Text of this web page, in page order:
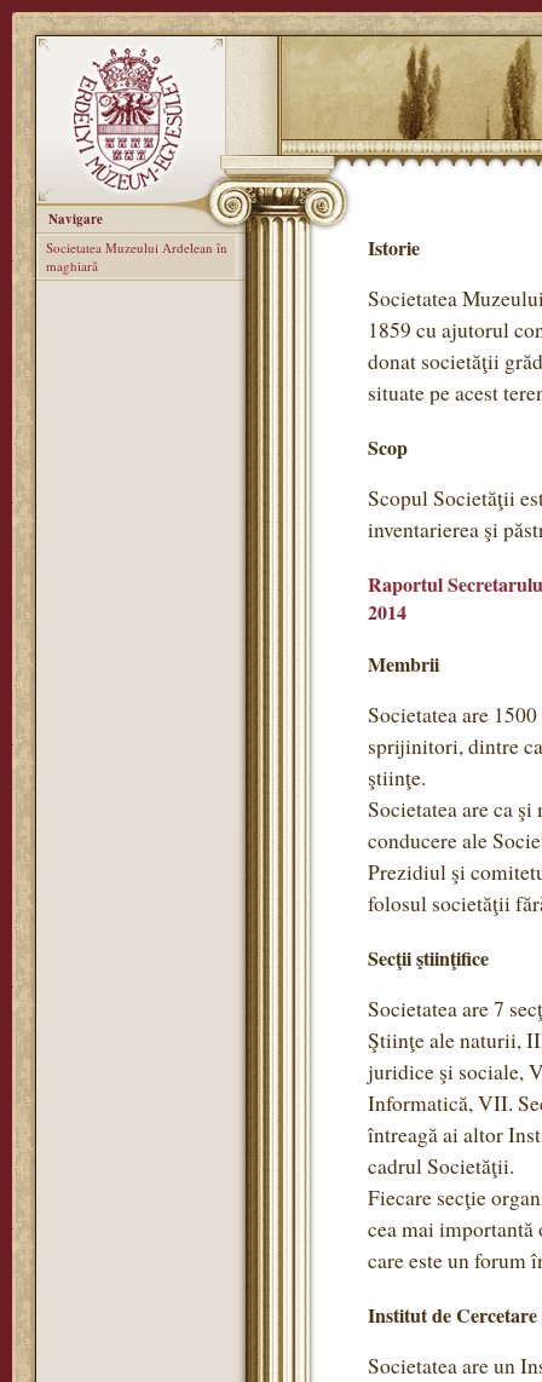
Navigare
Societatea Muzeului Ardelean în
maghiară
Istorie
Societatea
1859 cu ajutorul
donat societăţii
situate pe acest
Scop
Scopul Societăţii
inventarierea şi
Raportul
2014
Membrii
Societatea are
sprijinitori, dintre
ştiinţe.
Societatea are ca
conducere ale
Prezidiul şi
folosul societăţii
Secţii ştiinţifice
Societatea are 7
Ştiinţe ale naturii,
juridice şi sociale,
Informatică, VII.
întreagă ai altor
cadrul Societăţii.
Fiecare secţie
cea mai
care este un
Institut de Cercetare
Societatea are un